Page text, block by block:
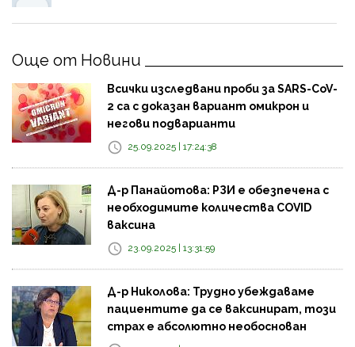
Още от Новини
Всички изследвани проби за SARS-CoV-
2 са с доказан вариант омикрон и
негови подварианти
25.09.2025 | 17:24:38
Д-р Панайотова: РЗИ е обезпечена с
необходимите количества COVID
ваксина
23.09.2025 | 13:31:59
Д-р Николова: Трудно убеждаваме
пациентите да се ваксинират, този
страх е абсолютно необоснован